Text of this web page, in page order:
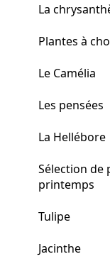
La
Plantes à
Le Camélia
Les pensées
La Hellébore
Sélection de
printemps
Tulipe
Jacinthe